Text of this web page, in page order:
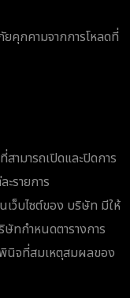
คุกคามจากการโหลดที่
ามารถเปิดและปิดการ
รายการ
เว็บไซต์ของ บริษัท มีให้
ษัทกำหนดตารางการ
นิจที่สมเหตุสมผลของ